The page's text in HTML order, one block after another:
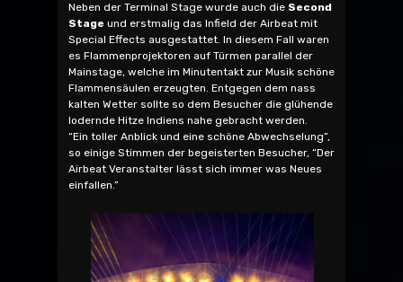
Neben der Terminal Stage wurde auch die Second
Stage und erstmalig das Infield der Airbeat mit
Special Effects ausgestattet. In diesem Fall waren
es Flammenprojektoren auf Türmen parallel der
Mainstage, welche im Minutentakt zur Musik schöne
Flammensäulen erzeugten. Entgegen dem nass
kalten Wetter sollte so dem Besucher die glühende
lodernde Hitze Indiens nahe gebracht werden.
“Ein toller Anblick und eine schöne Abwechselung”,
so einige Stimmen der begeisterten Besucher, “Der
Airbeat Veranstalter lässt sich immer was Neues
einfallen.”